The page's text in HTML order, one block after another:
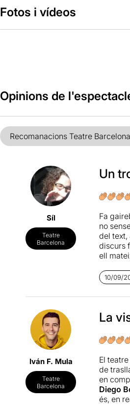
Fotos i vídeos
Opinions de
Recomanacions Teatre Barcelona
Síl
Teatre
Barcelona
Un
Fa
no
del text,
discurs
ell
en pots
Una
10/09/
Iván F. Mula
Teatre
Barcelona
La
El
de
en
Diego
és, en